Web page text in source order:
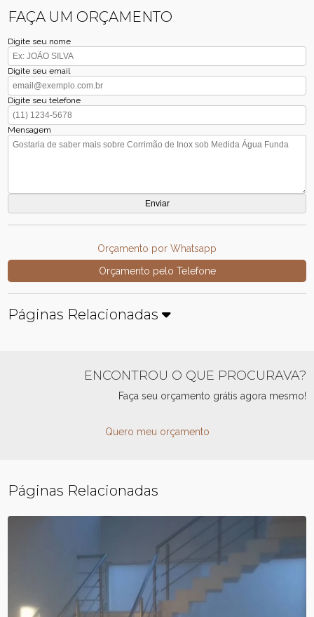
FAÇA UM ORÇAMENTO
Digite seu nome
Digite seu email
Digite seu telefone
Mensagem
Orçamento por Whatsapp
Orçamento pelo Telefone
Páginas Relacionadas
ENCONTROU O QUE PROCURAVA?
Faça seu orçamento grátis agora mesmo!
Quero meu orçamento
Páginas Relacionadas